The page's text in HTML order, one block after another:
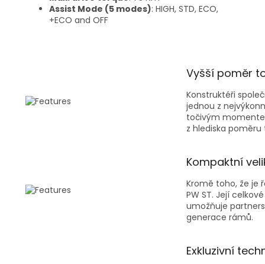
Assist Mode (5 modes): HIGH, STD, ECO,
+ECO and OFF
Vyšší poměr
Konstruktéři
jednou z
točivým
z hlediska
Kompaktní
Kromě toho, že je
PW ST. Její
umožňuje
generace rámů.
Exkluzivní